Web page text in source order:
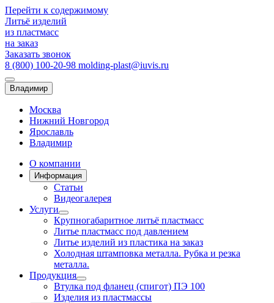
Перейти к содержимому
Литьё изделий
из пластмасс
на заказ
Заказать звонок
8 (800) 100-20-98 molding-plast@iuvis.ru
Владимир
Москва
Нижний Новгород
Ярославль
Владимир
О компании
Информация
Статьи
Видеогалерея
Услуги
Крупногабаритное литьё пластмасс
Литье пластмасс под давлением
Литье изделий из пластика на заказ
Холодная штамповка металла. Рубка и резка
металла.
Продукция
Втулка под фланец (спигот) ПЭ 100
Изделия из пластмассы